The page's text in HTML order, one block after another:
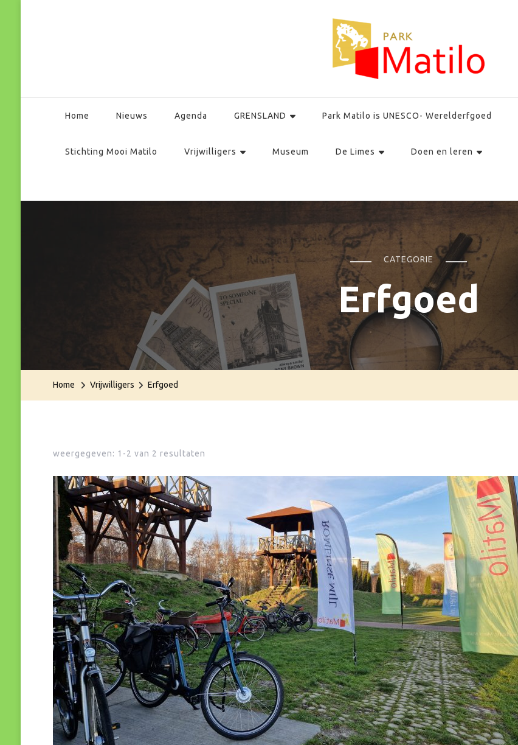
Home Nieuws Agenda GRENSLAND Park Matilo is UNESCO- Werelderfgoed
Stichting Mooi Matilo Vrijwilligers Museum De Limes Doen en leren
CATEGORIE
Erfgoed
Home Vrijwilligers Erfgoed
weergegeven: 1-2 van 2 resultaten